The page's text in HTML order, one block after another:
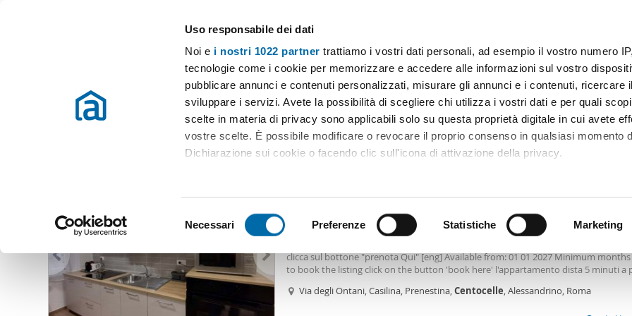
Uso responsabile dei dati
Noi e i nostri 1022 partner trattiamo i vostri dati personali, ad esempio il vostro numero
tecnologie come i cookie per memorizzare e accedere alle informazioni sul vostro
pubblicare annunci e contenuti personalizzati, misurare gli annunci e i contenuti, ricercare
sviluppare i servizi. Avete la possibilità di scegliere chi utilizza i vostri dati e per quali
scelte in materia di privacy sono applicabili solo su questa proprietà digitale in cui avete
vostre scelte. È possibile modificare o revocare il proprio consenso in qualsiasi momento
Dichiarazione sui cookie o facendo clic sull'icona di attivazione della privacy.
Identificare il tuo dispositivo, scansionandolo attivamente alla ricerca di caratteristiche
(impronte digitali).
Approfondisci come vengono elaborati i tuoi dati personali e imposta le tue preferenze
dettagli. Puoi modificare o ritirare il tuo consenso in qualsiasi momento dalla Dichiarazione
Utilizziamo i cookie per personalizzare contenuti ed annunci, per fornire funzionalità dei
e
e
z
i
Necessari Preferenze Statistiche Marketing
Case e appartamenti in affitto in tutta Italia
Scegli la zona A 800€ Superficie Locali Più filtri - 2
Affitto Roma Appartamenti Affitto Roma Appartamento affitto 800 euro centocelle Roma
Appartamento affitto 800 euro centocelle Roma (5 immobili) Ordine Mioaffitto
Bilocale arredato Casilina, prenestina, centocelle, alessandrino
clicca sul bottone "prenota Qui" [eng] Available from: 01 01 2027 Minimum
to book the listing click on the button 'book here' l'appartamento dista 5 minuti a
metro c interseca la metro a a San Giovanni e la metro b a Colosseo.
Via degli Ontani, Casilina, Prenestina,Centocelle, Alessandrino, Roma